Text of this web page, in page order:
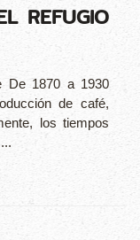
REFUGIO
De 1870 a 1930
de café,
los tiempos